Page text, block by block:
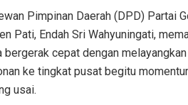
Pimpinan Daerah (DPD) Partai
Pati, Endah Sri Wahyuningati,
bergerak cepat dengan
ke tingkat pusat begitu
usai.